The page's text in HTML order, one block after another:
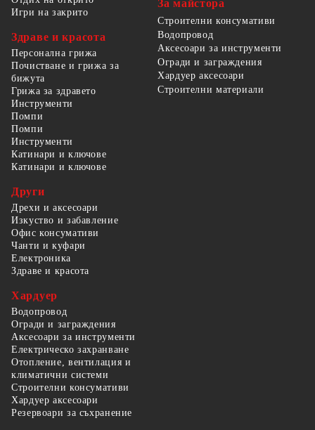
Игри на закрито
Здраве и красота
Персонална грижа
Почистване и грижа за
бижута
Грижа за здравето
За майстора
Строителни консумативи
Водопровод
Аксесоари за инструменти
Огради и заграждения
Хардуер аксесоари
Строителни материали
Инструменти
Помпи
Помпи
Инструменти
Катинари и ключове
Катинари и ключове
Други
Дрехи и аксесоари
Изкуство и забавление
Офис консумативи
Чанти и куфари
Електроника
Здраве и красота
Хардуер
Водопровод
Огради и заграждения
Аксесоари за инструменти
Електрическо захранване
Отопление, вентилация и
климатични системи
Строителни консумативи
Хардуер аксесоари
Резервоари за съхранение